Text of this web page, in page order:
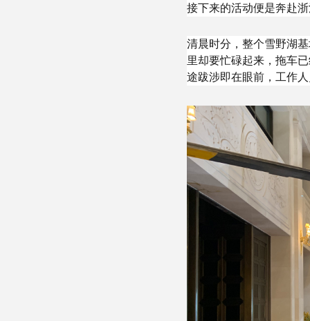
接下来的活动便是奔赴
清晨时分，整个雪野湖
里却要忙碌起来，拖车
途跋涉即在眼前，工作